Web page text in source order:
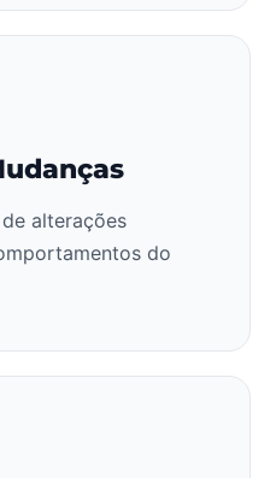
alterações
do